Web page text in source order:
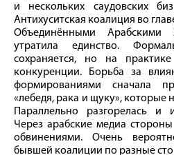
и нескольких саудовских
Антихуситская коалиция во
Объединёнными Арабскими
утратила единство.
сохраняется, но на
конкуренции. Борьба за
формированиями сначала
«лебедя, рака и щуку», которые
Параллельно разгорелась и
Через арабские медиа
обвинениями. Очень
бывшей коалиции по разные